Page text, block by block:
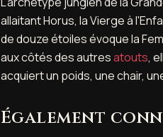
allaitant Horus, la Vierge à
de douze étoiles évoque la
aux côtés des autresatouts,
acquiert un poids, une chair,
Également